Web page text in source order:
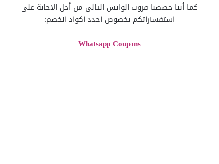
كما أننا خصصنا قروب الواتس التالي من أجل الاجابة علي
استفساراتكم بخصوص اجدد اكواد الخصم:
Whatsapp Coupons